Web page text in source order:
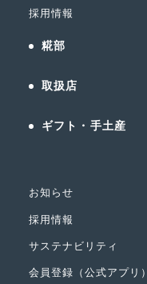
採用情報
糀部
取扱店
ギフト・手土産
お知らせ
採用情報
サステナビリティ
会員登録（公式アプリ）